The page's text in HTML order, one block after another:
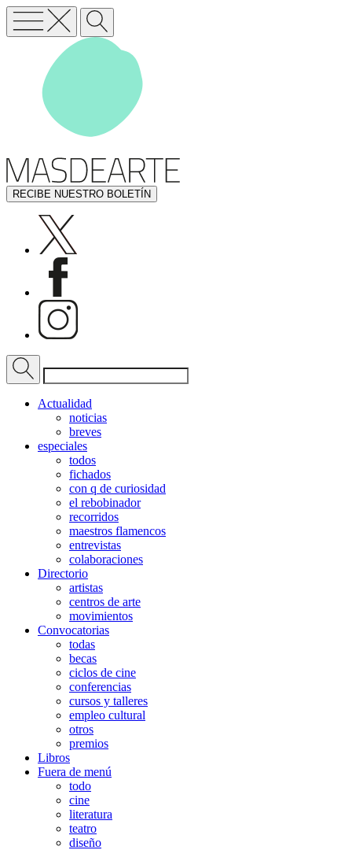
RECIBE NUESTRO BOLETÍN
Actualidad
noticias
breves
especiales
todos
fichados
con q de curiosidad
el rebobinador
recorridos
maestros flamencos
entrevistas
colaboraciones
Directorio
artistas
centros de arte
movimientos
Convocatorias
todas
becas
ciclos de cine
conferencias
cursos y talleres
empleo cultural
otros
premios
Libros
Fuera de menú
todo
cine
literatura
teatro
diseño